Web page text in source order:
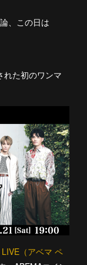
、この日は
れた初のワンマ
LIVE（アベマ ペ